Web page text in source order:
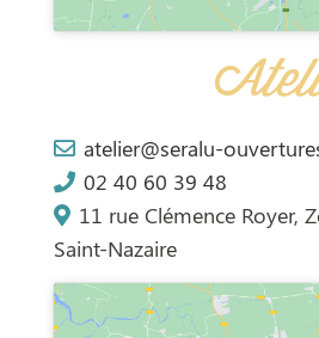
atelier@seralu-
02 40 60 39 48
11 rue Clémence Royer,
Saint-Nazaire